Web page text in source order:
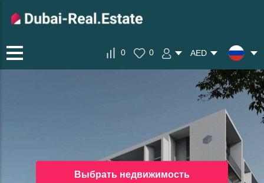
0 0 AED
Выбрать недвижимость